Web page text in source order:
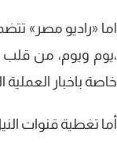
،يوم ويوم، من قلب
خاصة باخبار
أما تغطية قنوات